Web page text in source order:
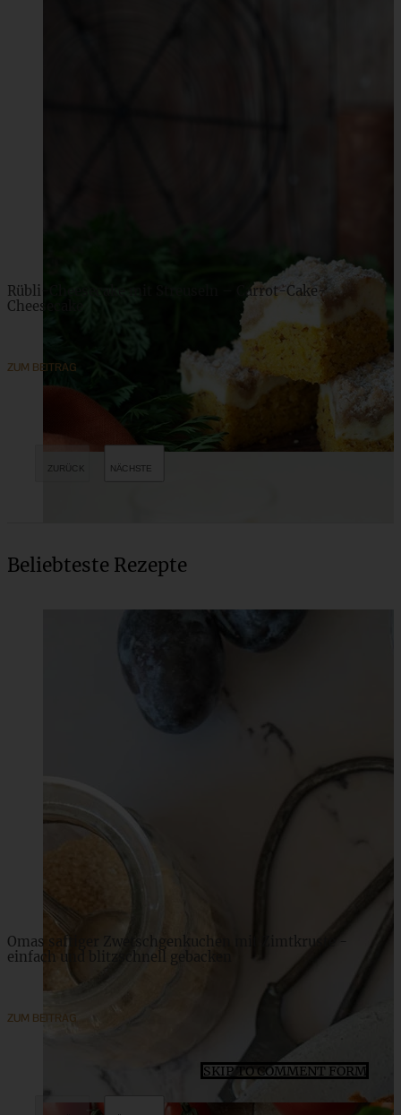
Rübli-Cheesecake mit Streuseln – Carrot-Cake-
Cheesecake
ZUM BEITRAG
Meine 20 besten Osterbrunch-Rezepte herzhaft und süß
Beliebteste Rezepte
Omas saftiger Zwetschgenkuchen mit Zimtkruste -
einfach und blitzschnell gebacken
ZUM BEITRAG
SKIP TO COMMENT FORM